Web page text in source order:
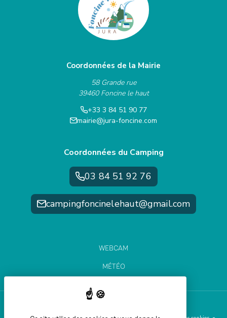
Coordonnées de la Mairie
58 Grande rue
39460 Foncine le haut
+33 3 84 51 90 77
mairie@jura-foncine.com
Coordonnées du Camping
03 84 51 92 76
campingfoncinelehaut@gmail.com
WEBCAM
MÉTÉO